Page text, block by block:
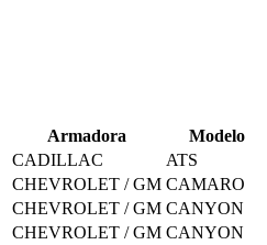
Armadora Modelo
CADILLAC
ATS
CHEVROLET / GM CAMARO
CHEVROLET / GM CANYON
CHEVROLET / GM CANYON